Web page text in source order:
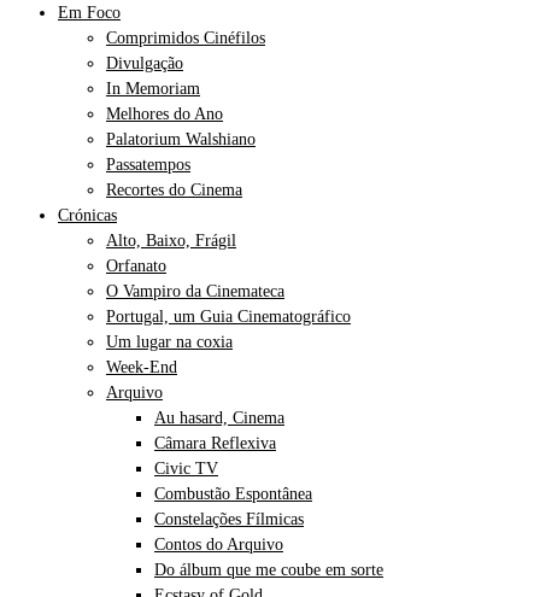
Em Foco
Comprimidos Cinéfilos
Divulgação
In Memoriam
Melhores do Ano
Palatorium Walshiano
Passatempos
Recortes do Cinema
Crónicas
Alto, Baixo, Frágil
Orfanato
O Vampiro da Cinemateca
Portugal, um Guia Cinematográfico
Um lugar na coxia
Week-End
Arquivo
Au hasard, Cinema
Câmara Reflexiva
Civic TV
Combustão Espontânea
Constelações Fílmicas
Contos do Arquivo
Do álbum que me coube em sorte